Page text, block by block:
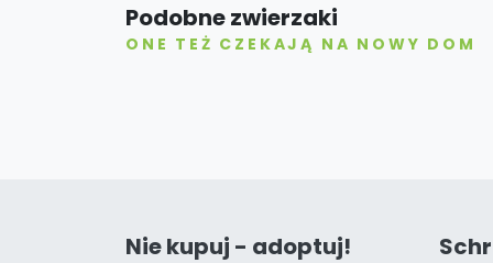
Podobne zwierzaki
ONE TEŻ CZEKAJĄ NA NOWY DOM
Nie kupuj - adoptuj!